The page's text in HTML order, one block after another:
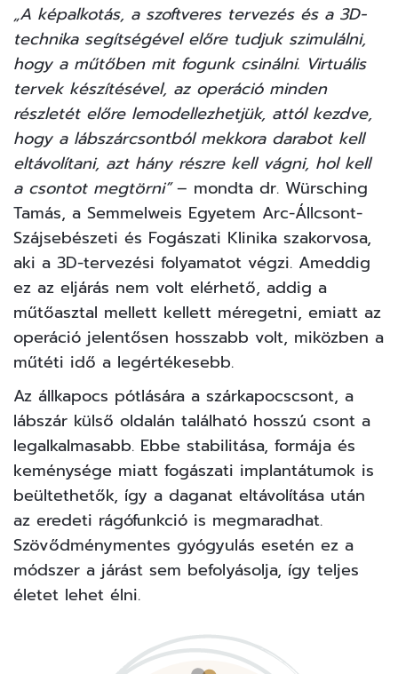
„A képalkotás, a szoftveres tervezés és a 3D-
technika segítségével előre tudjuk szimulálni,
hogy a műtőben mit fogunk csinálni. Virtuális
tervek készítésével, az operáció minden
részletét előre lemodellezhetjük, attól kezdve,
hogy a lábszárcsontból mekkora darabot kell
eltávolítani, azt hány részre kell vágni, hol kell
a csontot megtörni”– mondta dr. Würsching
Tamás, a Semmelweis Egyetem Arc-Állcsont-
Szájsebészeti és Fogászati Klinika szakorvosa,
aki a 3D-tervezési folyamatot végzi. Ameddig
ez az eljárás nem volt elérhető, addig a
műtőasztal mellett kellett méregetni, emiatt az
operáció jelentősen hosszabb volt, miközben a
műtéti idő a legértékesebb.
Az állkapocs pótlására a szárkapocscsont, a
lábszár külső oldalán található hosszú csont a
legalkalmasabb. Ebbe stabilitása, formája és
keménysége miatt fogászati implantátumok is
beültethetők, így a daganat eltávolítása után
az eredeti rágófunkció is megmaradhat.
Szövődménymentes gyógyulás esetén ez a
módszer a járást sem befolyásolja, így teljes
életet lehet élni.